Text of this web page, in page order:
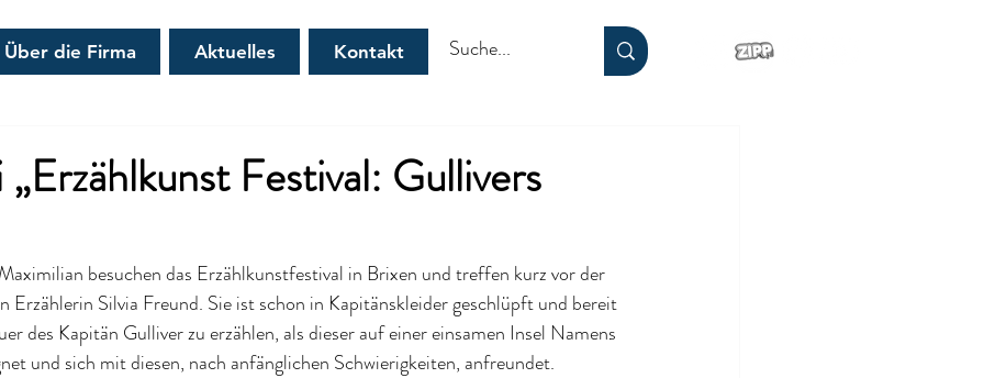
Über die Firma Aktuelles Kontakt
Festival: Gullivers
besuchen das Erzählkunstfestival in Brixen und treffen kurz vor der
Erzählerin Silvia Freund. Sie ist schon in Kapitänskleider geschlüpft und bereit
des Kapitän Gulliver zu erzählen, als dieser auf einer einsamen Insel Namens
und sich mit diesen, nach anfänglichen Schwierigkeiten, anfreundet.